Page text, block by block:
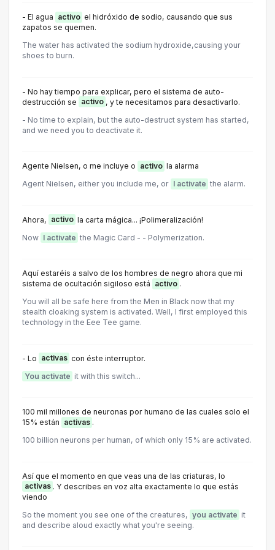
- El agua activo el hidróxido de sodio, causando que sus
zapatos se quemen.
The water has activated the sodium hydroxide,causing your
shoes to burn.
- No hay tiempo para explicar, pero el sistema de auto-
destrucción se activo , y te necesitamos para desactivarlo.
- No time to explain, but the auto-destruct system has started,
and we need you to deactivate it.
Agente Nielsen, o me incluye o activo la alarma
Agent Nielsen, either you include me, or I activate the alarm.
Ahora, activo la carta mágica... ¡Polimeralización!
Now I activate the Magic Card - - Polymerization.
Aquí estaréis a salvo de los hombres de negro ahora que mi
sistema de ocultación sigiloso está activo .
You will all be safe here from the Men in Black now that my
stealth cloaking system is activated. Well, I first employed this
technology in the Eee Tee game.
- Lo activas con éste interruptor.
You activate it with this switch...
100 mil millones de neuronas por humano de las cuales solo el
15% están activas .
100 billion neurons per human, of which only 15% are activated.
Así que el momento en que veas una de las criaturas, lo
activas . Y describes en voz alta exactamente lo que estás
viendo
So the moment you see one of the creatures, you activate it
and describe aloud exactly what you're seeing.